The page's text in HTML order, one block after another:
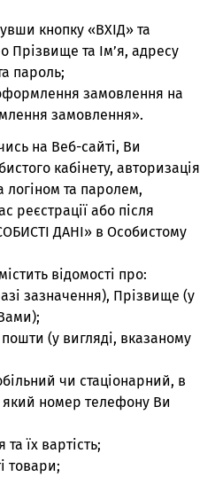
кнопку «ВХІД» та
Прізвище та Ім’я, адресу
пароль;
замовлення на
замовлення».
на Веб-сайті, Ви
кабінету, авторизація
логіном та паролем,
реєстрації або після
ДАНІ» в Особистому
відомості про:
зазначення), Прізвище (у
(у вигляді, вказаному
чи стаціонарний, в
який номер телефону Ви
їх вартість;
товари;